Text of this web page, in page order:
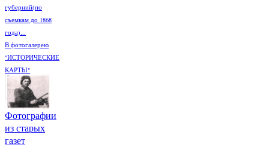
губерний(по
съемкам до 1868
года)...
В фотогалерею
"ИСТОРИЧЕСКИЕ
КАРТЫ"
Фотографии
из старых
газет